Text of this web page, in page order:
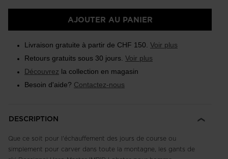
AJOUTER AU PANIER
Livraison gratuite à partir de CHF 150. Voir plus
Retours gratuits sous 30 jours. Voir plus
Découvrez la collection en magasin
Besoin d'aide? Contactez-nous
DESCRIPTION
Que ce soit pour l'échauffement des jours de course ou
simplement pour carver dans toute la montagne, les gants de